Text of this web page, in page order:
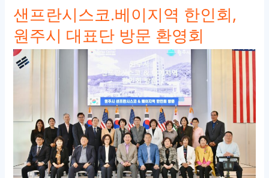
샌프란시스코.베이지역 한인회,
원주시 대표단 방문 환영회